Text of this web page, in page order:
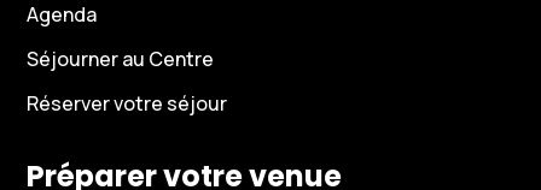
Agenda
Séjourner au Centre
Réserver votre séjour
Préparer votre venue